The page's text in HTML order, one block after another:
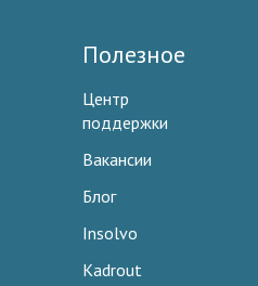
Полезное
Центр
поддержки
Вакансии
Блог
Insolvo
Kadrout